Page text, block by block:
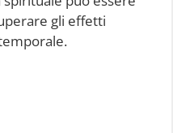
gli effetti